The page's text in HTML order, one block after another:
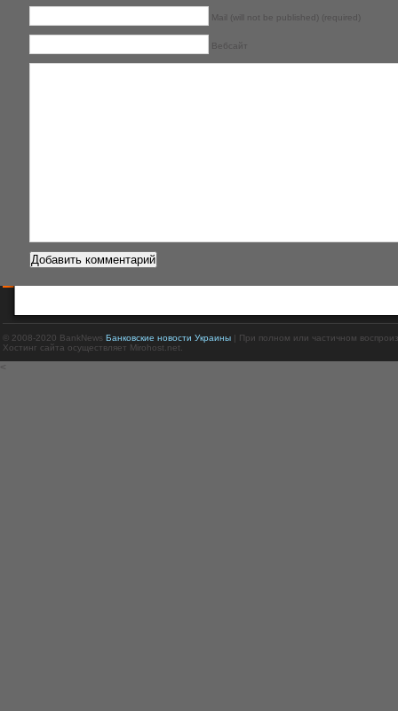
Mail (will not be published) (required)
Вебсайт
© 2008-2020 BankNews Банковские новости Украины| При полном или частичном
Хостинг сайта осуществляет Mirohost.net.
<